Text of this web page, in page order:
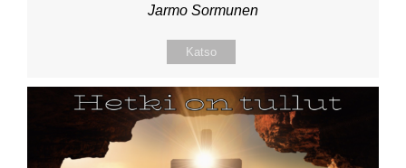
Jarmo Sormunen
Katso